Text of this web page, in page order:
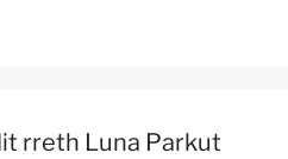
rreth Luna Parkut